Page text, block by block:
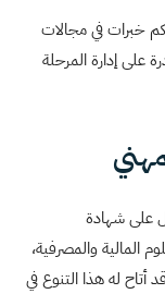
خبرات في مجالات
على إدارة المرحلة
على شهادة
المالية والمصرفية،
له هذا التنوع في